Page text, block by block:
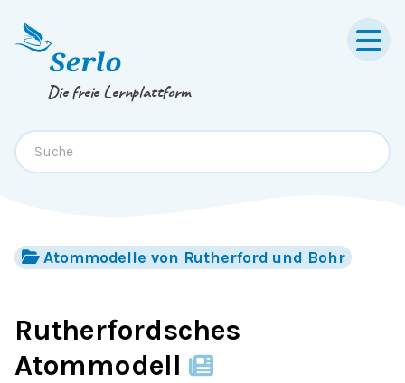
Springe zum
Die freie Lernplattform
Atommodelle von Rutherford und Bohr
Rutherfordsches
Atommodell